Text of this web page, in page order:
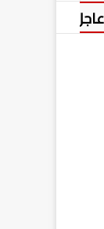
عسر الهضم